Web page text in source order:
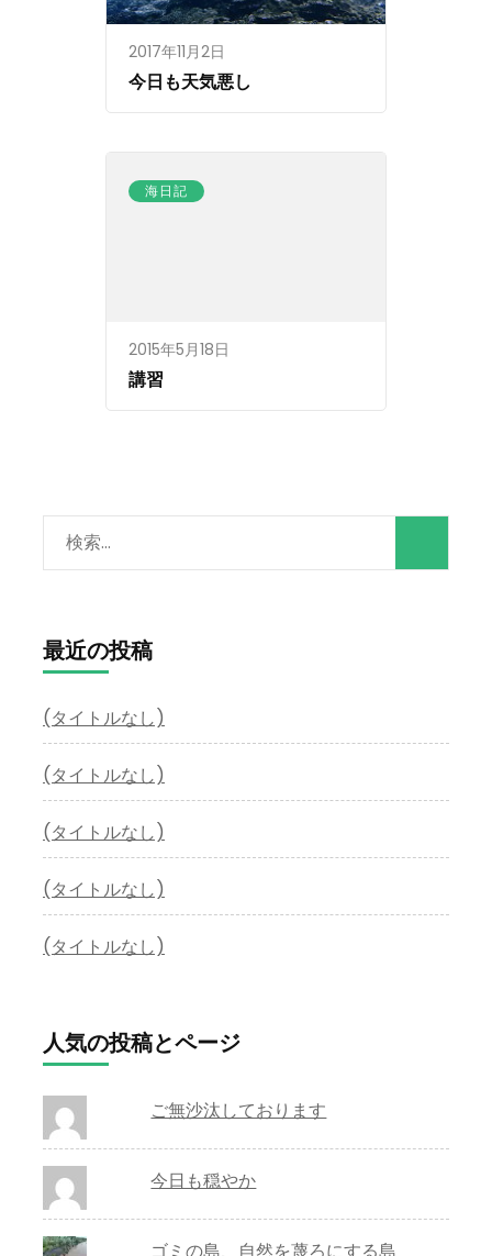
2017年11月2日
今日も天気悪し
海日記
2015年5月18日
講習
検
索:
最近の投稿
(タイトルなし)
(タイトルなし)
(タイトルなし)
(タイトルなし)
(タイトルなし)
人気の投稿とページ
ご無沙汰しております
今日も穏やか